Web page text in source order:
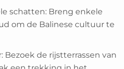
schatten: Breng enkele
om de Balinese cultuur te
de rijstterrassen van